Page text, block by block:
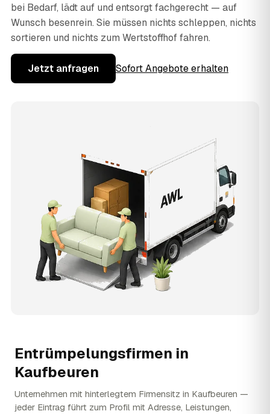
bei Bedarf, lädt auf und entsorgt fachgerecht — auf
Wunsch besenrein. Sie müssen nichts schleppen, nichts
sortieren und nichts zum Wertstoffhof fahren.
Jetzt anfragen Sofort Angebote erhalten
Entrümpelungsfirmen in
Kaufbeuren
Unternehmen mit hinterlegtem Firmensitz in Kaufbeuren —
jeder Eintrag führt zum Profil mit Adresse, Leistungen,